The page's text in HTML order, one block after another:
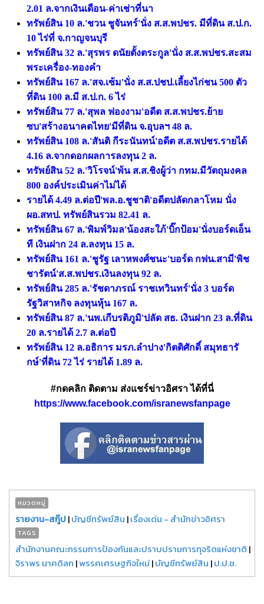
2.01 ล.จากเงินเดือน-ค่าเช่าที่นา
ทรัพย์สิน 10 ล.'ชวน ชูจันทร์'นั่ง ส.ส.พปชร. มีที่ดิน ส.ป.ก.
10 ไร่ที่ จ.กาญจนบุรี
ทรัพย์สิน 32 ล.'สุรพร ดนัยตั้งตระกูล'นั่ง ส.ส.พปชร.สะสม
พระเครื่อง-ทองคำ
ทรัพย์สิน 167 ล.'สจ.เซ้ม'นั่ง ส.ส.ปชป.เลี้ยงไก่ชน 500 ตัว
ที่ดิน 100 ล.มี ส.ป.ก. 6 ไร่
ทรัพย์สิน 77 ล.'สุพล ฟองงาม'อดีต ส.ส.พปชร.ย้าย
ซบ'สร้างอนาคตไทย'มีที่ดิน จ.อุบลฯ 48 ล.
ทรัพย์สิน 108 ล.'สันติ กีระนันทน์'อดีต ส.ส.พปชร.รายได้
4.16 ล.จากดอกผลการลงทุน 2 ล.
ทรัพย์สิน 52 ล.'วิโรจน์'พ้น ส.ส.ชิงผู้ว่า กทม.มีวัตถุมงคล
800 องค์ประเมินค่าไม่ได้
รายได้ 4.49 ล.ต่อปี'พล.อ.ชูชาติ'อดีตปลัดกลาโหม นั่ง
ผอ.สทป. ทรัพย์สินรวม 82.41 ล.
ทรัพย์สิน 67 ล.'พิมพ์วิมล'น้องสะใภ้'บิ๊กป้อม'นั่งบอร์ดเอ็น
ที เงินฝาก 24 ล.ลงทุน 15 ล.
ทรัพย์สิน 161 ล.'ชูรัฐ เลาหพงศ์ชนะ'บอร์ด กฟน.สามี'พิช
ชารัตน์'ส.ส.พปชร.เงินลงทุน 92 ล.
ทรัพย์สิน 285 ล.'รัชดาภรณ์ ราชเทวินทร์'นั่ง 3 บอร์ด
รัฐวิสาหกิจ ลงทุนหุ้น 167 ล.
ทรัพย์สิน 87 ล.'นพ.เกีบรติภูมิ'ปลัด สธ. เงินฝาก 23 ล.ที่ดิน
20 ล.รายได้ 2.7 ล.ต่อปี
ทรัพย์สิน 12 ล.อธิการ มรภ.ลำปาง'กิตติศักดิ์ สมุทธารั
กษ์'ที่ดิน 72 ไร่ รายได้ 1.89 ล.
#กดคลิก ติดตาม ส่งแชร์ข่าวอิศรา ได้ที่นี่
https://www.facebook.com/isranewsfanpage
หมวดหมู่
รายงาน-สกู๊ป|บัญชีทรัพย์สิน |เรื่องเด่น - สำนักข่าวอิศรา
TAGS
สำนักงานคณะกรรมการป้องกันและปราบปรามการทุจริตแห่งชาติ |
จิราพร นาคดิลก |พรรคเศรษฐกิจใหม่|บัญชีทรัพย์สิน |ป.ป.ช.